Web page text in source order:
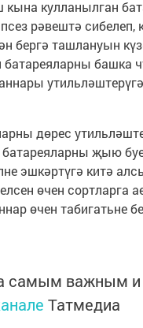
кына кулланылган
рәвештә сибелеп,
бергә ташлануын
батареяларны башка
дөрес
батареяларны җыю
эшкәртүгә китә
өчен сортларга
өчен табигатьне
самым важным
Татмедиа